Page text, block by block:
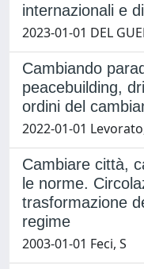
internazionali e
2023-01-01 DEL
Cambiando
peacebuilding,
ordini del
2022-01-01
Cambiare città,
le norme.
trasformazione
regime
2003-01-01 Feci, S